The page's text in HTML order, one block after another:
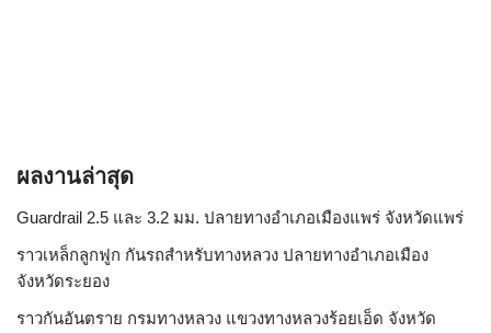
ผลงานล่าสุด
Guardrail 2.5 และ 3.2 มม. ปลายทางอำเภอเมืองแพร่ จังหวัดแพร่
ราวเหล็กลูกฟูก กันรถสําหรับทางหลวง ปลายทางอำเภอเมือง
จังหวัดระยอง
ราวกันอันตราย กรมทางหลวง แขวงทางหลวงร้อยเอ็ด จังหวัด